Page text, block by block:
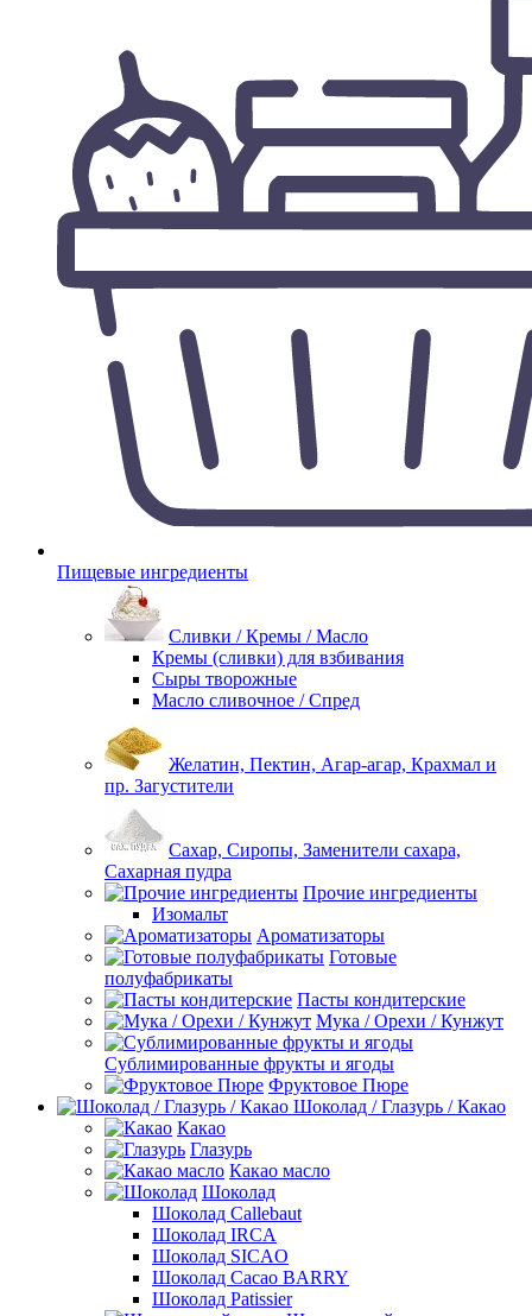
Пищевые ингредиенты
Сливки / Кремы / Масло
Кремы (сливки) для взбивания
Сыры творожные
Масло сливочное / Спред
Желатин, Пектин, Агар-агар, Крахмал и
пр. Загустители
Сахар, Сиропы, Заменители сахара,
Сахарная пудра
Прочие ингредиенты
Изомальт
Ароматизаторы
Готовые
полуфабрикаты
Пасты кондитерские
Мука / Орехи / Кунжут
Сублимированные фрукты и ягоды
Фруктовое Пюре
Шоколад / Глазурь / Какао
Какао
Глазурь
Какао масло
Шоколад
Шоколад Callebaut
Шоколад IRCA
Шоколад SICAO
Шоколад Cacao BARRY
Шоколад Patissier